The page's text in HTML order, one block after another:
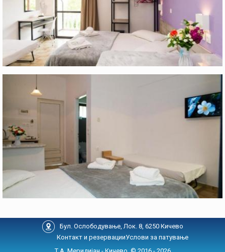
Бул. Ослободување, Лок. 8, 6250 Кичево
Контакт и резервацииУслови за патување